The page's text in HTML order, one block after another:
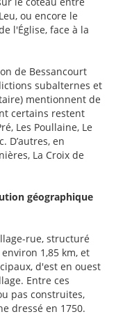
ou encore le
l'Église, face à la
de Bessancourt
subalternes et
mentionnent de
certains restent
Les Poullaine, Le
D’autres, en
La Croix de
géographique
rue, structuré
1,85 km, et
d'est en ouest
Entre ces
pas construites,
dressé en 1750.